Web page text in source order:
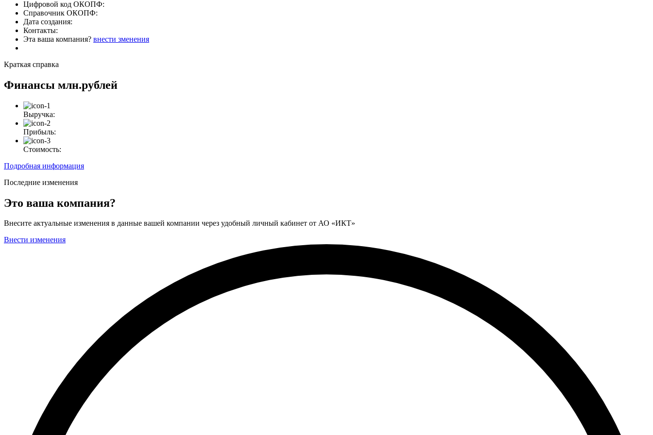
Цифровой код ОКОПФ:
Справочник ОКОПФ:
Дата создания:
Контакты:
Эта ваша компания? внести зменения
Краткая справка
Финансы млн.рублей
Выручка:
Прибыль:
Стоимость:
Подробная информация
Последние изменения
Это ваша компания?
Внесите актуальные изменения в данные вашей компании через удобный личный кабинет от АО «ИКТ»
Внести изменения